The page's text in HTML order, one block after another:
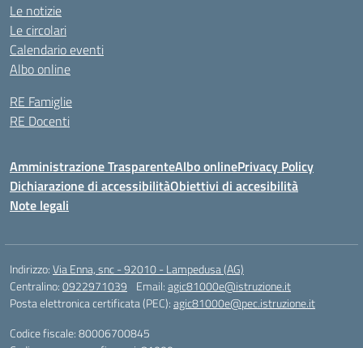
Le notizie
Le circolari
Calendario eventi
Albo online
RE Famiglie
RE Docenti
Amministrazione TrasparenteAlbo onlinePrivacy Policy
Dichiarazione di accessibilitàObiettivi di accesibilità
Note legali
Indirizzo:Via Enna, snc - 92010 - Lampedusa (AG)
Centralino:0922971039 Email:agic81000e@istruzione.it
Posta elettronica certificata (PEC):agic81000e@pec.istruzione.it
Codice fiscale: 80006700845